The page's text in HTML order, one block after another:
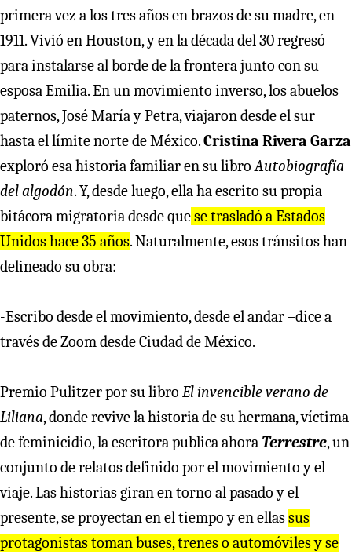
primera vez a los tres años en brazos de su madre, en
1911. Vivió en Houston, y en la década del 30 regresó
para instalarse al borde de la frontera junto con su
esposa Emilia. En un movimiento inverso, los abuelos
paternos, José María y Petra, viajaron desde el sur
hasta el límite norte de México.Cristina Rivera Garza
exploró esa historia familiar en su libroAutobiografía
del algodón. Y, desde luego, ella ha escrito su propia
bitácora migratoria desde quese trasladó a Estados
Unidos hace 35 años. Naturalmente, esos tránsitos han
delineado su obra:
-Escribo desde el movimiento, desde el andar –dice a
través de Zoom desde Ciudad de México.
Premio Pulitzer por su libro El invencible verano de
Liliana, donde revive la historia de su hermana, víctima
de feminicidio, la escritora publica ahora Terrestre, un
conjunto de relatos definido por el movimiento y el
viaje. Las historias giran en torno al pasado y el
presente, se proyectan en el tiempo y en ellassus
protagonistas toman buses, trenes o automóviles y se